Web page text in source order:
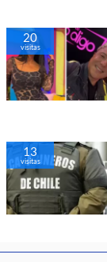
20
visitas
13
visitas